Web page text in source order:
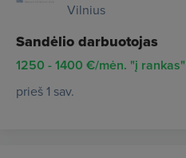
Vilnius
Sandėlio darbuotojas
1250 - 1400 €/mėn. "į rankas"
prieš 1 sav.